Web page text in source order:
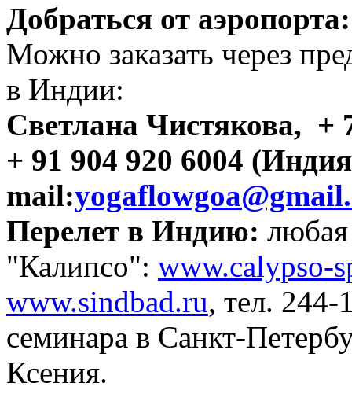
Добраться от аэропорта:
Можно заказать через
в Индии:
Светлана Чистякова, +
+ 91 904 920 6004
mail:
Перелет в Индию:
"Калипсо": www.calypso-
www.sindbad.ru, тел. 244-
семинара в Санкт-
Ксения.